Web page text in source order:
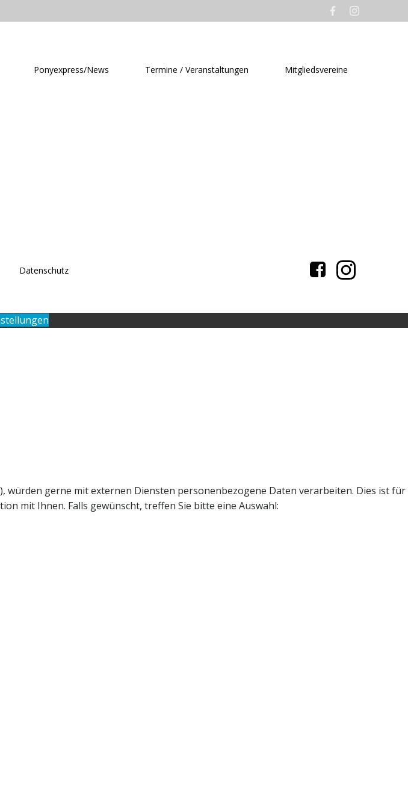
Ponyexpress/News Termine / Veranstaltungen Mitgliedsvereine
Datenschutz
würden gerne mit externen Diensten personenbezogene Daten verarbeiten. Dies ist für
mit Ihnen. Falls gewünscht, treffen Sie bitte eine Auswahl: